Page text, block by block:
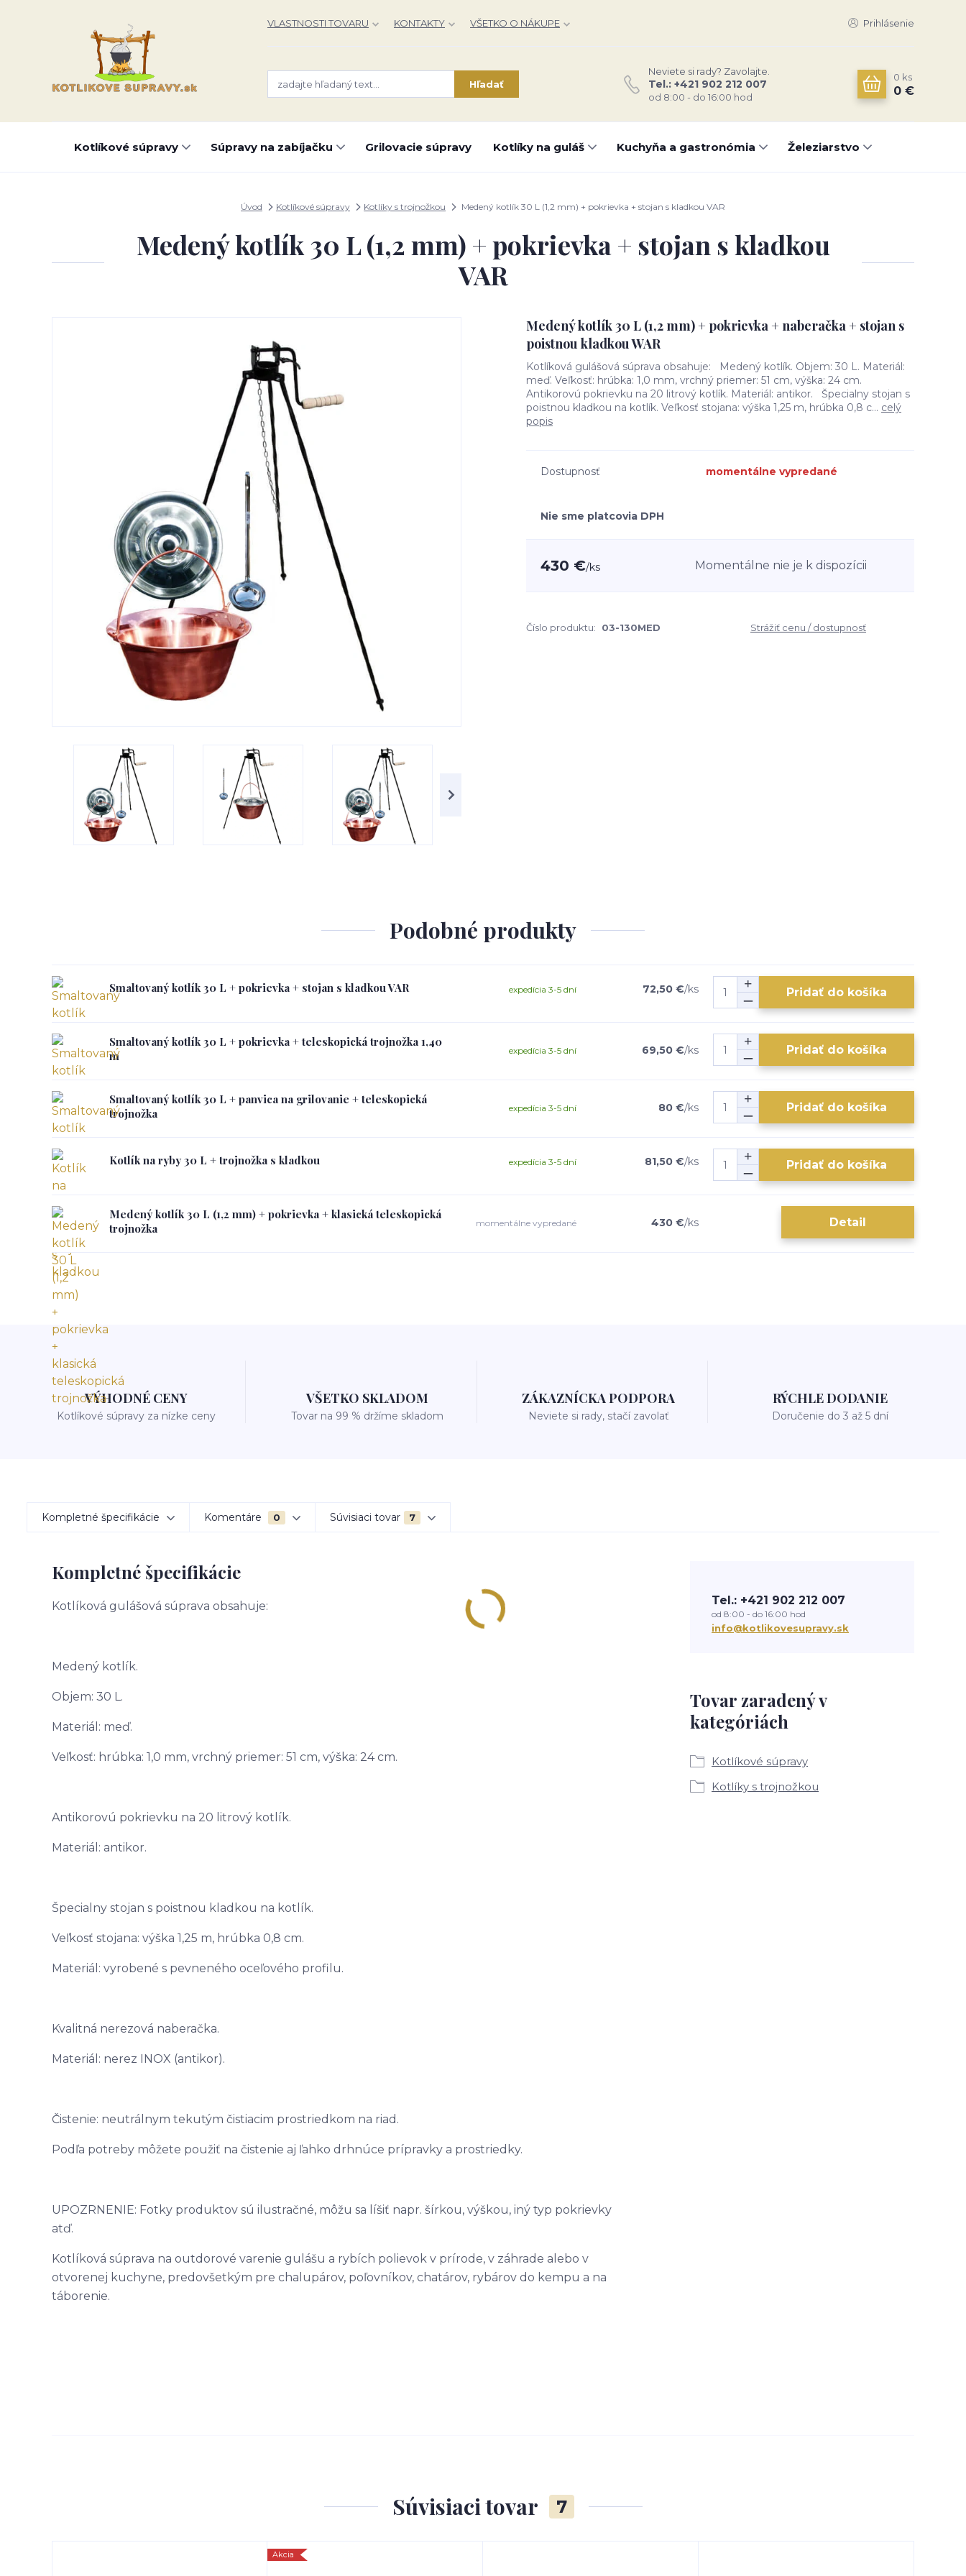
VLASTNOSTI TOVARU KONTAKTY VŠETKO O NÁKUPE Prihlásenie
Hľadať
Neviete si rady? Zavolajte.
Tel.: +421 902 212 007
od 8:00 - do 16:00 hod
0 ks
0 €
Kotlíkové súpravy Súpravy na zabíjačku Grilovacie súpravy Kotlíky na guláš Kuchyňa a gastronómia Železiarstvo
Úvod Kotlíkové súpravy Kotlíky s trojnožkou Medený kotlík 30 L (1,2 mm) + pokrievka + stojan s kladkou VAR
Medený kotlík 30 L (1,2 mm) + pokrievka + stojan s kladkou
VAR
Medený kotlík 30 L (1,2 mm) + pokrievka + naberačka + stojan s
poistnou kladkou WAR
Kotlíková gulášová súprava obsahuje: Medený kotlík. Objem: 30 L. Materiál:
meď. Veľkosť: hrúbka: 1,0 mm, vrchný priemer: 51 cm, výška: 24 cm.
Antikorovú pokrievku na 20 litrový kotlík. Materiál: antikor. Špecialny stojan s
poistnou kladkou na kotlík. Veľkosť stojana: výška 1,25 m, hrúbka 0,8 c... celý
popis
Dostupnosť momentálne vypredané
Nie sme platcovia DPH
430 €/ks Momentálne nie je k dispozícii
Číslo produktu: 03-130MED Strážiť cenu / dostupnosť
Podobné produkty
Smaltovaný kotlík 30 L + pokrievka + stojan s kladkou VAR 72,50 €/ks
expedícia 3-5 dní Pridať do košíka
Smaltovaný kotlík 30 L + pokrievka + teleskopická trojnožka 1,40
m
69,50 €/ks
expedícia 3-5 dní Pridať do košíka
Smaltovaný kotlík 30 L + panvica na grilovanie + teleskopická
trojnožka
80 €/ks
expedícia 3-5 dní Pridať do košíka
Kotlík na ryby 30 L + trojnožka s kladkou 81,50 €/ks
expedícia 3-5 dní Pridať do košíka
Medený kotlík 30 L (1,2 mm) + pokrievka + klasická teleskopická
trojnožka
430 €/ks
momentálne vypredané Detail
VÝHODNÉ CENY
Kotlíkové súpravy za nízke ceny
VŠETKO SKLADOM
Tovar na 99 % držíme skladom
ZÁKAZNÍCKA PODPORA
Neviete si rady, stačí zavolať
RÝCHLE DODANIE
Doručenie do 3 až 5 dní
Kompletné špecifikácie Komentáre 0 Súvisiaci tovar 7
Kompletné špecifikácie
Kotlíková gulášová súprava obsahuje:
Medený kotlík.
Objem: 30 L.
Materiál: meď.
Veľkosť: hrúbka: 1,0 mm, vrchný priemer: 51 cm, výška: 24 cm.
Antikorovú pokrievku na 20 litrový kotlík.
Materiál: antikor.
Špecialny stojan s poistnou kladkou na kotlík.
Veľkosť stojana: výška 1,25 m, hrúbka 0,8 cm.
Materiál: vyrobené s pevneného oceľového profilu.
Kvalitná nerezová naberačka.
Materiál: nerez INOX (antikor).
Čistenie: neutrálnym tekutým čistiacim prostriedkom na riad.
Podľa potreby môžete použiť na čistenie aj ľahko drhnúce prípravky a prostriedky.
UPOZRNENIE: Fotky produktov sú ilustračné, môžu sa líšiť napr. šírkou, výškou, iný typ pokrievky
atď.
Kotlíková súprava na outdorové varenie gulášu a rybích polievok v prírode, v záhrade alebo v
otvorenej kuchyne, predovšetkým pre chalupárov, poľovníkov, chatárov, rybárov do kempu a na
táborenie.
Tovar zaradený v
kategóriách
Kotlíkové súpravy
Kotlíky s trojnožkou
Tel.: +421 902 212 007
od 8:00 - do 16:00 hod
info@kotlikovesupravy.sk
Súvisiaci tovar 7
Akcia